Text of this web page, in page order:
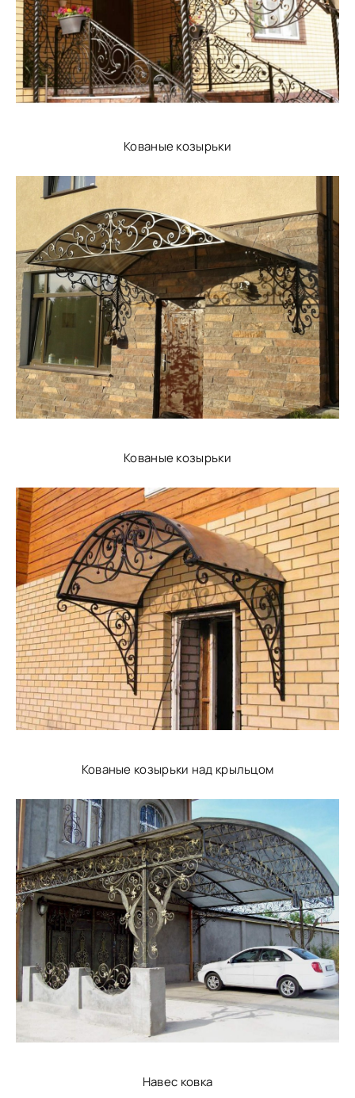
Кованые козырьки
Кованые козырьки
Кованые козырьки над крыльцом
Навес ковка